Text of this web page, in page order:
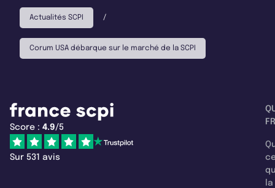
Actualités SCPI /
Corum USA débarque sur le marché de la SCPI
Score : 4.9/5
Sur 531 avis
la